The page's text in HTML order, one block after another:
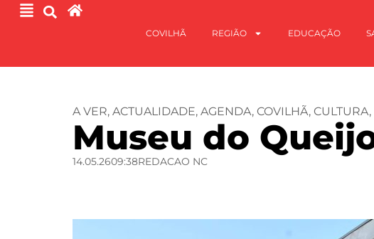
COVILHÃ REGIÃO EDUCAÇÃO
A VER, ACTUALIDADE, AGENDA, COVILHÃ, CULTURA,
Museu do
14.05.2609:38REDACAO NC